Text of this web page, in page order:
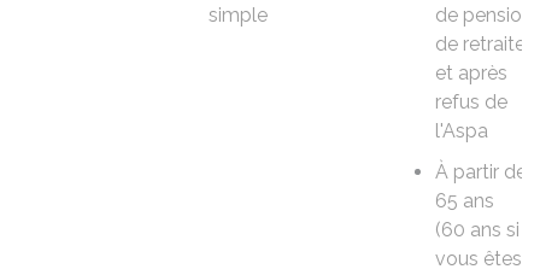
simple
de pension
de retraite
et après
refus de
l'Aspa
À partir de
65 ans
(60 ans si
vous êtes